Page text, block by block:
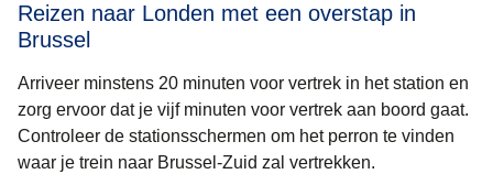
Reizen naar Londen met een overstap in
Brussel
Arriveer minstens 20 minuten voor vertrek in het station en
zorg ervoor dat je vijf minuten voor vertrek aan boord gaat.
Controleer de stationsschermen om het perron te vinden
waar je trein naar Brussel-Zuid zal vertrekken.